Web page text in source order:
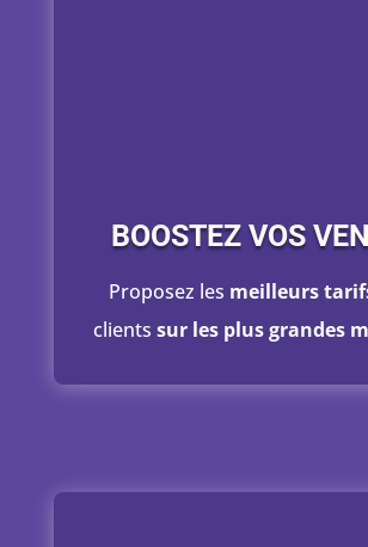
BOOSTEZ VOS
Proposez les meilleurs
clientssur les plus grandes